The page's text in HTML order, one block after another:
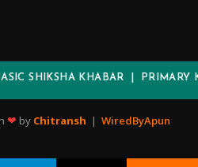
SHIKSHA KHABAR | PRIMARY
❤ by Chitransh | WiredByApun